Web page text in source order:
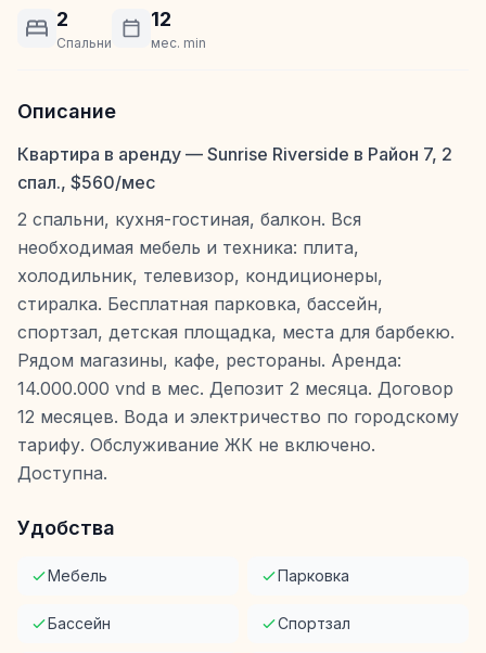
2
Спальни
12
мес. min
Описание
Квартира в аренду — Sunrise Riverside в Район 7, 2
спал., $560/мес
2 спальни, кухня-гостиная, балкон. Вся
необходимая мебель и техника: плита,
холодильник, телевизор, кондиционеры,
стиралка. Бесплатная парковка, бассейн,
спортзал, детская площадка, места для барбекю.
Рядом магазины, кафе, рестораны. Аренда:
14.000.000 vnd в мес. Депозит 2 месяца. Договор
12 месяцев. Вода и электричество по городскому
тарифу. Обслуживание ЖК не включено.
Доступна.
Удобства
Мебель Парковка
Бассейн Спортзал